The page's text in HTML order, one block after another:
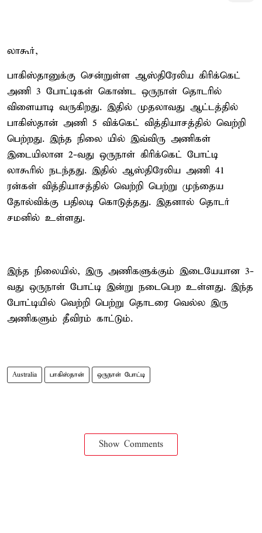
லாகூர்,
பாகிஸ்தானுக்கு சென்றுள்ள ஆஸ்திரேலிய கிரிக்கெட்
அணி 3 போட்டிகள் கொண்ட ஒருநாள் தொடரில்
விளையாடி வருகிறது. இதில் முதலாவது ஆட்டத்தில்
பாகிஸ்தான் அணி 5 விக்கெட் வித்தியாசத்தில் வெற்றி
பெற்றது. இந்த நிலை யில் இவ்விரு அணிகள்
இடையிலான 2-வது ஒருநாள் கிரிக்கெட் போட்டி
லாகூரில் நடந்தது. இதில் ஆஸ்திரேலிய அணி 41
ரன்கள் வித்தியாசத்தில் வெற்றி பெற்று முந்தைய
தோல்விக்கு பதிலடி கொடுத்தது. இதனால் தொடர்
சமனில் உள்ளது.
இந்த நிலையில், இரு அணிகளுக்கும் இடையேயான 3-
வது ஒருநாள் போட்டி இன்று நடைபெற உள்ளது. இந்த
போட்டியில் வெற்றி பெற்று தொடரை வெல்ல இரு
அணிகளும் தீவிரம் காட்டும்.
Australia பாகிஸ்தான் ஒருநாள் போட்டி
Show Comments